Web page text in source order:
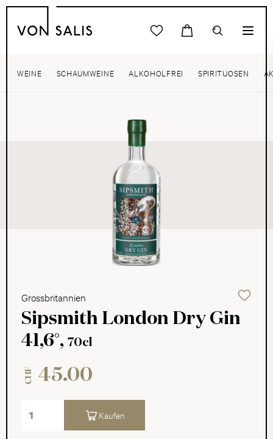
WEINE SCHAUMWEINE ALKOHOLFREI SPIRITUOSEN
Grossbritannien
Sipsmith London Dry Gin
41,6°, 70cl
CHF 45.00
Kaufen